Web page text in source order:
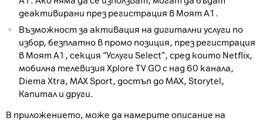
деактивирани през регистрация в Моят А1.
Възможност за активация на дигитални услуги по
избор, безплатно в промо позиция, през регистрация
в Моят А1, секция “Услуги Select”, сред които Netflix,
мобилна телевизия Xplore TV GO с над 60 канала,
Diema Xtra, MAX Sport, достъп до MAX, Storytel,
Капитал и други.
В приложението, може да намерите описание на